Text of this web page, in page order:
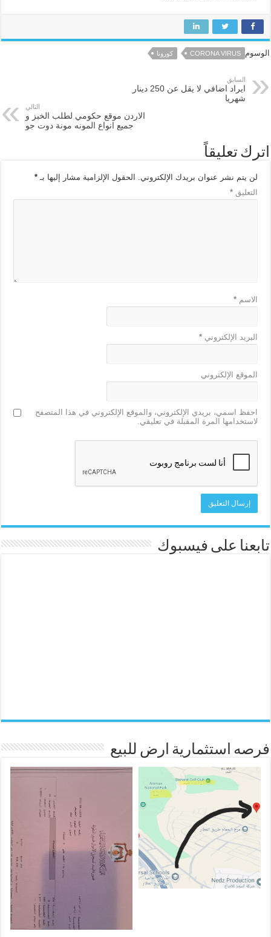
الوسوم CORONA VIRUS كورونا
السابق
ايراد اضافي لا يقل عن 250 دينار
شهريا
التالي
الاردن موقع حكومي لطلب الخبز و
جميع انواع المونه مونة دوت جو
اترك تعليقاً
لن يتم نشر عنوان بريدك الإلكتروني. الحقول الإلزامية مشار إليها بـ*
التعليق*
الاسم*
البريد الإلكتروني*
الموقع الإلكتروني
احفظ اسمي، بريدي الإلكتروني، والموقع الإلكتروني في هذا المتصفح
لاستخدامها المرة المقبلة في تعليقي.
تابعنا على فيسبوك
فرصه استثمارية ارض للبيع